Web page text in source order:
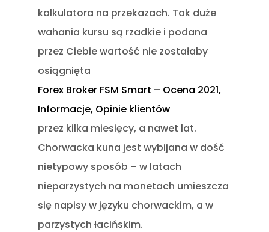
kalkulatora na przekazach. Tak duże
wahania kursu są rzadkie i podana
przez Ciebie wartość nie zostałaby
osiągnięta
Forex Broker FSM Smart – Ocena 2021,
Informacje, Opinie klientów
przez kilka miesięcy, a nawet lat.
Chorwacka kuna jest wybijana w dość
nietypowy sposób – w latach
nieparzystych na monetach umieszcza
się napisy w języku chorwackim, a w
parzystych łacińskim.